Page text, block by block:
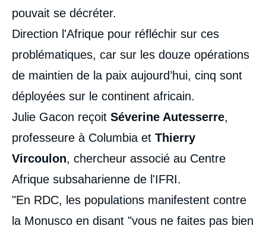
pouvait se décréter.
Direction l'Afrique pour réfléchir sur ces
problématiques, car sur les douze opérations
de maintien de la paix aujourd’hui, cinq sont
déployées sur le continent africain.
Julie Gacon reçoit Séverine Autesserre,
professeure à Columbia et Thierry
Vircoulon, chercheur associé au Centre
Afrique subsaharienne de l'IFRI.
"En RDC, les populations manifestent contre
la Monusco en disant "vous ne faites pas bien